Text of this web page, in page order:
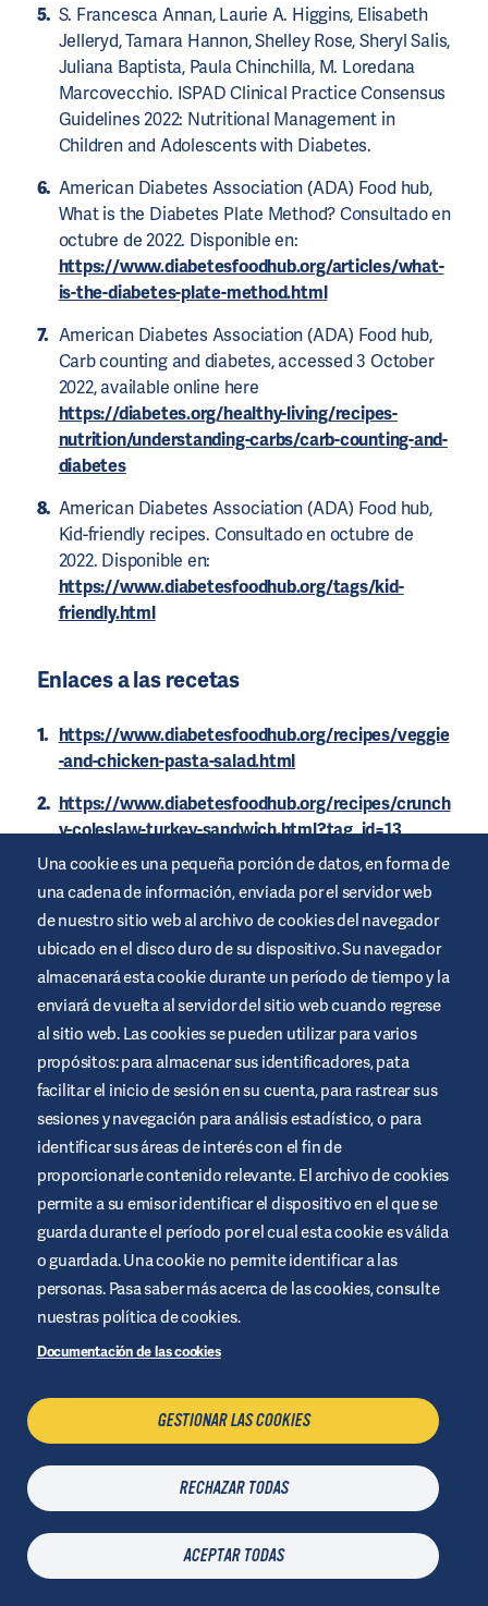
S. Francesca Annan, Laurie A. Higgins, Elisabeth
Jelleryd, Tamara Hannon, Shelley Rose, Sheryl Salis,
Juliana Baptista, Paula Chinchilla, M. Loredana
Marcovecchio. ISPAD Clinical Practice Consensus
Guidelines 2022: Nutritional Management in
Children and Adolescents with Diabetes.
American Diabetes Association (ADA) Food hub,
What is the Diabetes Plate Method? Consultado en
octubre de 2022. Disponible en:
https://www.diabetesfoodhub.org/articles/what-
is-the-diabetes-plate-method.html
American Diabetes Association (ADA) Food hub,
Carb counting and diabetes, accessed 3 October
2022, available online here
https://diabetes.org/healthy-living/recipes-
nutrition/understanding-carbs/carb-counting-and-
diabetes
American Diabetes Association (ADA) Food hub,
Kid-friendly recipes. Consultado en octubre de
2022. Disponible en:
https://www.diabetesfoodhub.org/tags/kid-
friendly.html
Enlaces a las recetas
https://www.diabetesfoodhub.org/recipes/veggie
-and-chicken-pasta-salad.html
https://www.diabetesfoodhub.org/recipes/crunch
y-coleslaw-turkey-sandwich.html?tag_id=13
https://www.diabetesfoodhub.org/recipes/veggie
-dip-cups.html?tag_id=13
https://www.diabetesfoodhub.org/recipes/beef-
wrap-lunch-box.html
https://www.diabetesfoodhub.org/recipes/basic-
bean-burger.html?tag_id=13
https://www.diabetesfoodhub.org/recipes/health
Una cookie es una pequeña porción de datos, en forma de
una cadena de información, enviada por el servidor web
de nuestro sitio web al archivo de cookies del navegador
ubicado en el disco duro de su dispositivo. Su navegador
almacenará esta cookie durante un período de tiempo y la
enviará de vuelta al servidor del sitio web cuando regrese
al sitio web. Las cookies se pueden utilizar para varios
propósitos: para almacenar sus identificadores, pata
facilitar el inicio de sesión en su cuenta, para rastrear sus
sesiones y navegación para análisis estadístico, o para
identificar sus áreas de interés con el fin de
proporcionarle contenido relevante. El archivo de cookies
permite a su emisor identificar el dispositivo en el que se
guarda durante el período por el cual esta cookie es válida
o guardada. Una cookie no permite identificar a las
personas. Pasa saber más acerca de las cookies, consulte
nuestras política de cookies.
Documentación de las cookies
GESTIONAR LAS COOKIES
RECHAZAR TODAS
ACEPTAR TODAS